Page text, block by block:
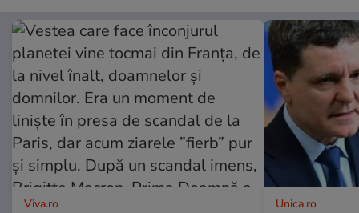
Viva.ro Unica.ro